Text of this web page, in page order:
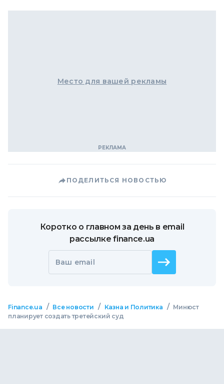
Место для вашей рекламы
ПОДЕЛИТЬСЯ НОВОСТЬЮ
Коротко о главном за день в email
рассылке finance.ua
Ваш email
Finance.ua / Все новости / Казна и Политика / Минюст
планирует создать третейский суд